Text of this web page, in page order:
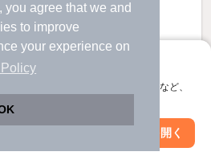
you agree that we and
to improve
your experience on
、サクサクお部屋探し
える。マップ検索やお気に入り保存など、
アプリを開く
津IIIの賃貸物件
絞り込み条件を変更